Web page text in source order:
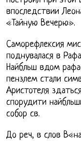
впоследствии
«Тайную Вечерю».
Саморефлексия
поднувалася в
Найбльш вдом
пензлем стали
Аристотеля
спорудити
собор св.
До реч, в слов